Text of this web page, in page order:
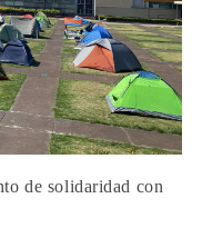
de solidaridad con